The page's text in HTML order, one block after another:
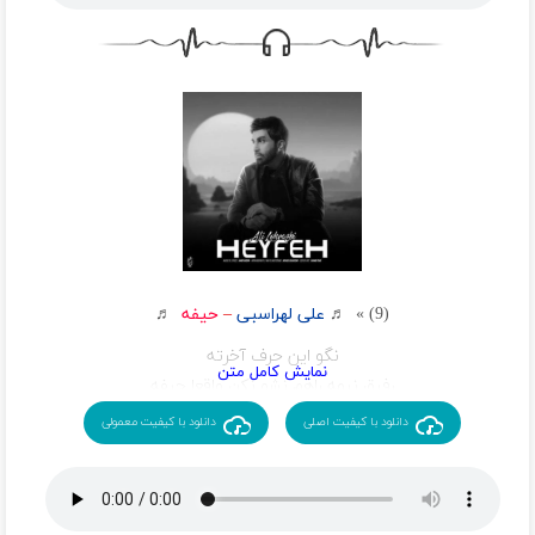
تو عشق کامل منی تو قلبمی میتپی تو سینم
بگیریم عکس دوتایی و همه بگن میان به هم خدایی
هی بپرس ازم عاشق شدی منم بگم عشقم شمایی
تو منو داری منم نمیذارم بیاد دور و برت غم
گل نیلوفر من شر دشمنای دور و برت کم
آخه تو شاهرگ منی ببری ازم من میمیرم
شده اسمت قسمم حرف باهات نزنم هر شب پکرم
من ماهی و تو آب تو مرواریدی تو عمق بدنم
(9) » ♬ علی لهراسبی – حیفه
♬
نگو این حرف آخرته
رفیق نیمه راهم نشو نکن واقعا حیفه
من با تو پرواز میکنه
قلبم بی تو میشه بال من نصفه
چی فکر میکردم چی شد اون چشمای خوشگلت
دانلود با کیفیت اصلی دانلود با کیفیت معمولی